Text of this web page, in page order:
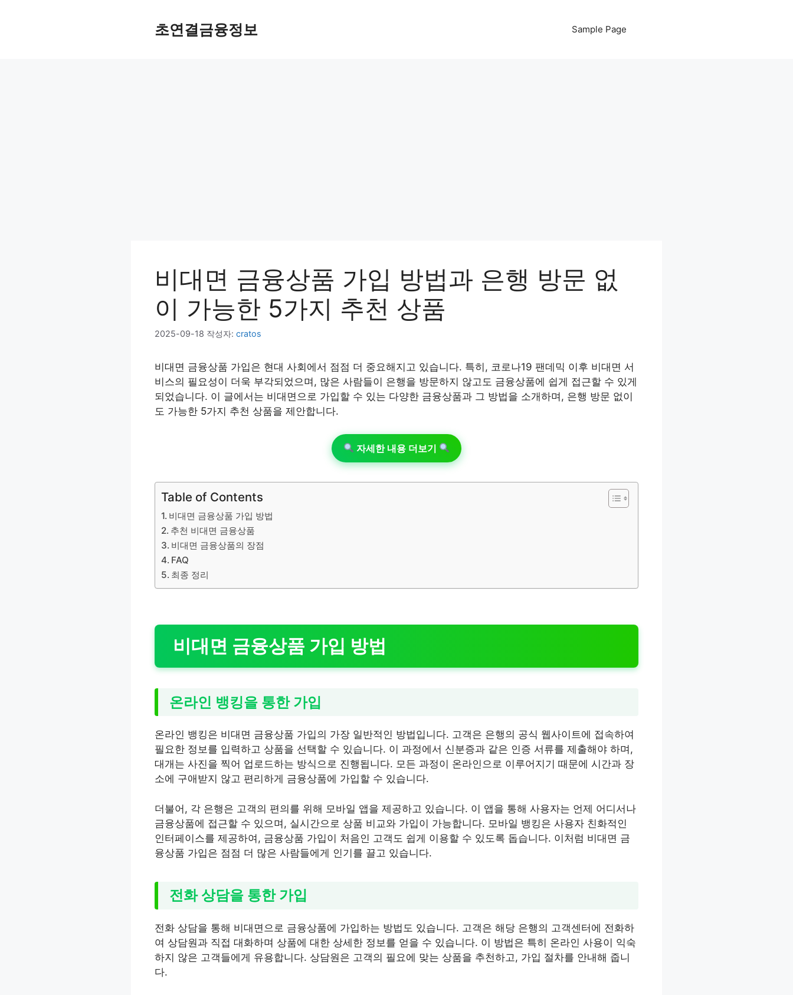
초연결금융정보 Sample Page
비대면 금융상품 가입 방법과 은행 방문 없
이 가능한 5가지 추천 상품
2025-09-18 작성자: cratos
비대면 금융상품 가입은 현대 사회에서 점점 더 중요해지고 있습니다. 특히, 코로나19 팬데믹 이후 비대면 서
비스의 필요성이 더욱 부각되었으며, 많은 사람들이 은행을 방문하지 않고도 금융상품에 쉽게 접근할 수 있게
되었습니다. 이 글에서는 비대면으로 가입할 수 있는 다양한 금융상품과 그 방법을 소개하며, 은행 방문 없이
도 가능한 5가지 추천 상품을 제안합니다.
자세한 내용 더보기
Table of Contents
비대면 금융상품 가입 방법
추천 비대면 금융상품
비대면 금융상품의 장점
FAQ
최종 정리
비대면 금융상품 가입 방법
온라인 뱅킹을 통한 가입
온라인 뱅킹은 비대면 금융상품 가입의 가장 일반적인 방법입니다. 고객은 은행의 공식 웹사이트에 접속하여
필요한 정보를 입력하고 상품을 선택할 수 있습니다. 이 과정에서 신분증과 같은 인증 서류를 제출해야 하며,
대개는 사진을 찍어 업로드하는 방식으로 진행됩니다. 모든 과정이 온라인으로 이루어지기 때문에 시간과 장
소에 구애받지 않고 편리하게 금융상품에 가입할 수 있습니다.
더불어, 각 은행은 고객의 편의를 위해 모바일 앱을 제공하고 있습니다. 이 앱을 통해 사용자는 언제 어디서나
금융상품에 접근할 수 있으며, 실시간으로 상품 비교와 가입이 가능합니다. 모바일 뱅킹은 사용자 친화적인
인터페이스를 제공하여, 금융상품 가입이 처음인 고객도 쉽게 이용할 수 있도록 돕습니다. 이처럼 비대면 금
융상품 가입은 점점 더 많은 사람들에게 인기를 끌고 있습니다.
전화 상담을 통한 가입
전화 상담을 통해 비대면으로 금융상품에 가입하는 방법도 있습니다. 고객은 해당 은행의 고객센터에 전화하
여 상담원과 직접 대화하며 상품에 대한 상세한 정보를 얻을 수 있습니다. 이 방법은 특히 온라인 사용이 익숙
하지 않은 고객들에게 유용합니다. 상담원은 고객의 필요에 맞는 상품을 추천하고, 가입 절차를 안내해 줍니
다.